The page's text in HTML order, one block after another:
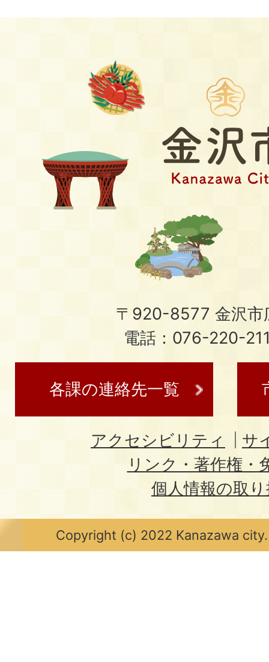
〒920-8577 金沢市
電話：076-220-
各課の連絡先一覧
アクセシビリティ
サ
リンク・著作権・
個人情報の取
Copyright (c) 2022 Kanazawa